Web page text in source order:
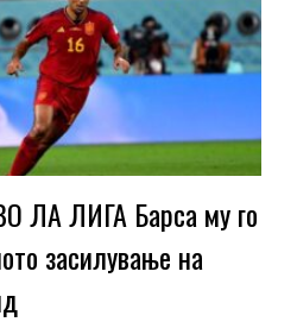
ЛА ЛИГА Барса му го
засилување на